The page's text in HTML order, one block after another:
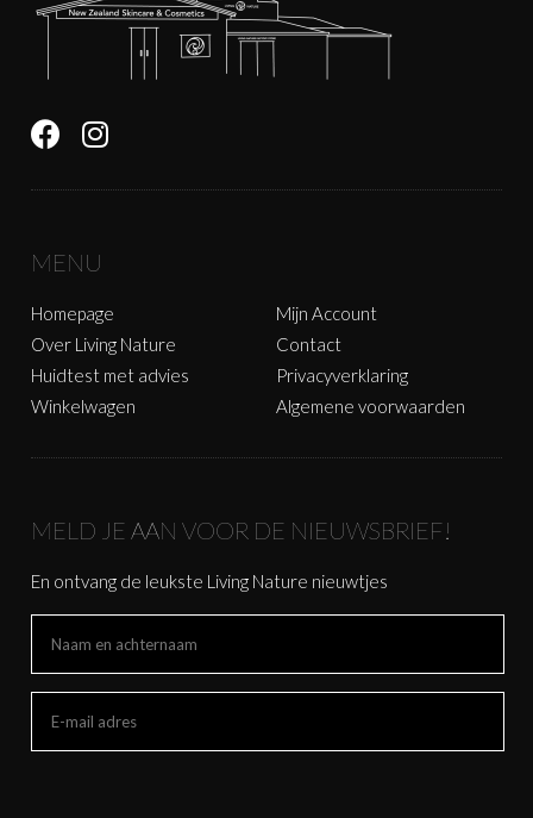
MENU
Homepage
Over Living Nature
Huidtest met advies
Winkelwagen
Mijn Account
Contact
Privacyverklaring
Algemene voorwaarden
MELD JE AAN VOOR DE NIEUWSBRIEF!
En ontvang de leukste Living Nature nieuwtjes